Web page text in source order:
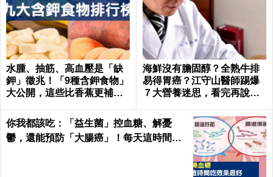
水腫、抽筋、高血壓是「缺
鉀」徵兆！「9種含鉀食物」
大公開，這些比香蕉更補鉀
海鮮沒有膽固醇？全熟牛排
易得胃癌？江守山醫師踢爆
７大營養迷思，看完再說你
你我都該吃：「益生菌」控血糖、解憂
鬱，還能預防「大腸癌」！每天這時間吃